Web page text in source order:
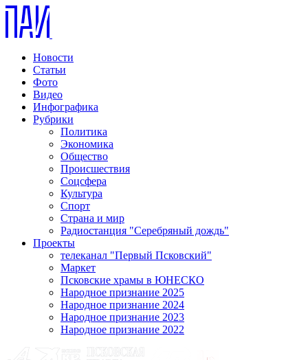
Новости
Статьи
Фото
Видео
Инфографика
Рубрики
Политика
Экономика
Общество
Происшествия
Соцсфера
Культура
Спорт
Страна и мир
Радиостанция "Серебряный дождь"
Проекты
телеканал "Первый Псковский"
Маркет
Псковские храмы в ЮНЕСКО
Народное признание 2025
Народное признание 2024
Народное признание 2023
Народное признание 2022